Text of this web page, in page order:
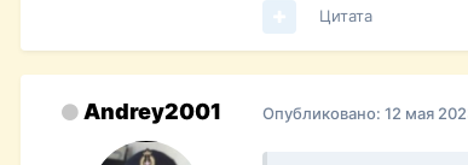
Цитата
Andrey2001 Опубликовано: 12 мая